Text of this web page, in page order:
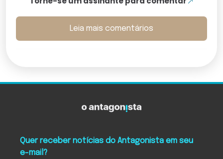
Leia mais comentários
Quer receber notícias do Antagonista em seu
e-mail?